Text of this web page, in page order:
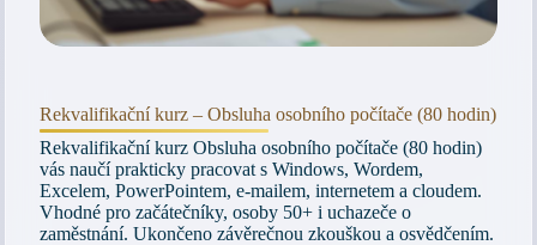
Rekvalifikační kurz – Obsluha osobního počítače (80 hodin)
Rekvalifikační kurz Obsluha osobního počítače (80 hodin)
vás naučí prakticky pracovat s Windows, Wordem,
Excelem, PowerPointem, e-mailem, internetem a cloudem.
Vhodné pro začátečníky, osoby 50+ i uchazeče o
zaměstnání. Ukončeno závěrečnou zkouškou a osvědčením.